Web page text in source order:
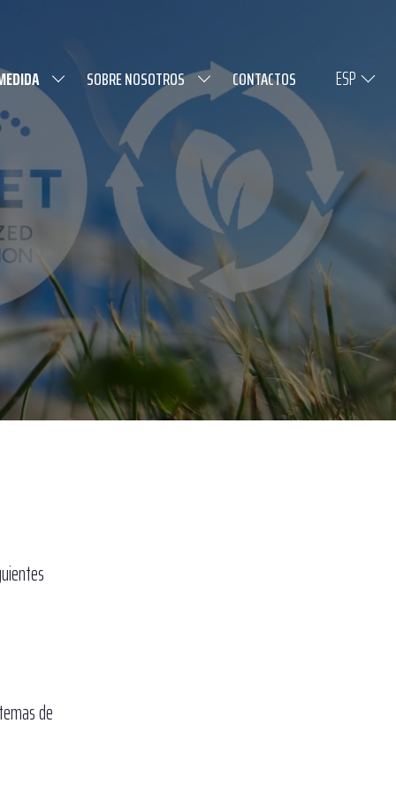
SOBRE NOSOTROS CONTACTOS ESP
de